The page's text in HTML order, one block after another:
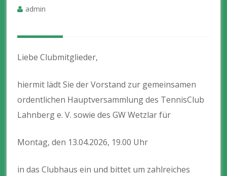
admin
Liebe Clubmitglieder,
hiermit lädt Sie der Vorstand zur gemeinsamen
ordentlichen Hauptversammlung des TennisClub
Lahnberg e. V. sowie des GW Wetzlar für
Montag, den 13.04.2026, 19.00 Uhr
in das Clubhaus ein und bittet um zahlreiches